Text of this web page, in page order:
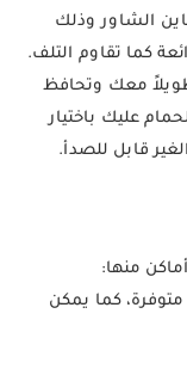
الشاور وذلك
كما تقاوم التلف.
معك وتحافظ
عليك باختيار
قابل للصدأ.
منها:
كما يمكن